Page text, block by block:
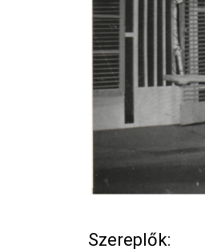
Szereplők: